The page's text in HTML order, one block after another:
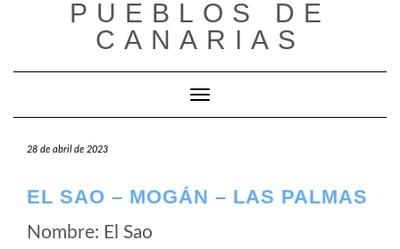
PUEBLOS DE
CANARIAS
Cambiar modo de navegación
28 de abril de 2023
EL SAO – MOGÁN – LAS PALMAS
Nombre: El Sao